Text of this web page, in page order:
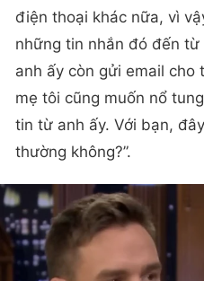
điện thoại khác nữa, vì
những tin nhắn đó đến từ
anh ấy còn gửi email
mẹ tôi cũng muốn nổ
tin từ anh ấy. Với bạn,
thường không?”.